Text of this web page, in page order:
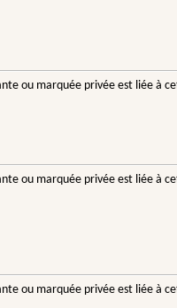
ou marquée privée est liée à
ou marquée privée est liée à
ou marquée privée est liée à